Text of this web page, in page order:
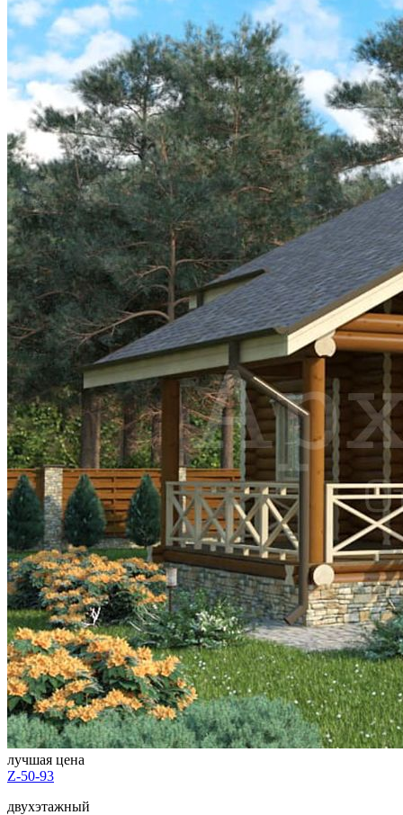
лучшая цена
Z-50-93
двухэтажный